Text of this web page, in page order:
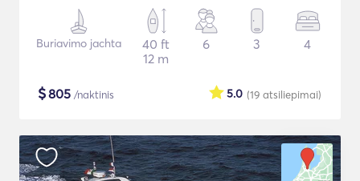
Buriavimo jachta
40 ft
12 m
6 3 4
$805 /naktinis (19 atsiliepimai)
5.0